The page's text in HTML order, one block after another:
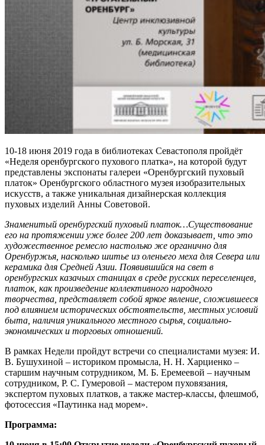
10-18 июня 2019 года в библиотеках Севастополя пройдёт
«Неделя оренбургского пухового платка», на которой будут
представлены экспонаты галереи «Оренбургский пуховый
платок» Оренбургского областного музея изобразительных
искусств, а также уникальная дизайнерская коллекция
пуховых изделий Анны Советовой.
Знаменитый оренбургский пуховый платок…Существование
его на протяжении уже более 200 лет доказывает, что это
художественное ремесло настолько же органично для
Оренбуржья, насколько шитье из оленьего меха для Севера или
керамика для Средней Азии. Появившийся на свет в
оренбургских казачьих станицах в среде русских переселенцев,
платок, как произведение коллективного народного
творчества, представляет собой яркое явление, сложившееся
под влиянием исторических обстоятельств, местных условий
быта, наличия уникального местного сырья, социально-
экономических и торговых отношений.
В рамках Недели пройдут встречи со специалистами музея: И.
В. Бушухиной – историком промысла, Н. Н. Харциенко –
старшим научным сотрудником, М. Б. Еремеевой – научным
сотрудником, Р. С. Гумеровой – мастером пуховязания,
экспертом пуховых платков, а также мастер-классы, флешмоб,
фотосессия «Паутинка над морем».
Программа: